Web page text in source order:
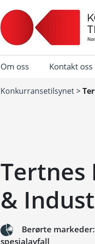
Om oss Kontakt oss
Konkurransetilsynet>
Tertnes
&
Berørte
spesialavfall